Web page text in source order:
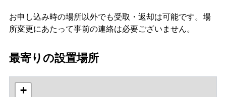
お申し込み時の場所以外でも受取・返却は可能です。場
所変更にあたって事前の連絡は必要ございません。
最寄りの設置場所
+